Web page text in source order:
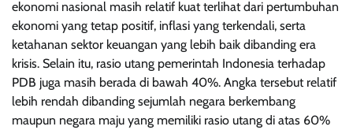
ekonomi nasional masih relatif kuat terlihat dari pertumbuhan
ekonomi yang tetap positif, inflasi yang terkendali, serta
ketahanan sektor keuangan yang lebih baik dibanding era
krisis. Selain itu, rasio utang pemerintah Indonesia terhadap
PDB juga masih berada di bawah 40%. Angka tersebut relatif
lebih rendah dibanding sejumlah negara berkembang
maupun negara maju yang memiliki rasio utang di atas 60%